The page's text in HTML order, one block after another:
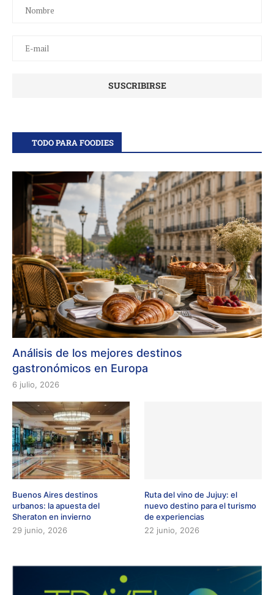
TODO PARA FOODIES
Análisis de los mejores destinos
gastronómicos en Europa
6 julio, 2026
Buenos Aires destinos
urbanos: la apuesta del
Sheraton en invierno
29 junio, 2026
Ruta del vino de Jujuy: el
nuevo destino para el turismo
de experiencias
22 junio, 2026